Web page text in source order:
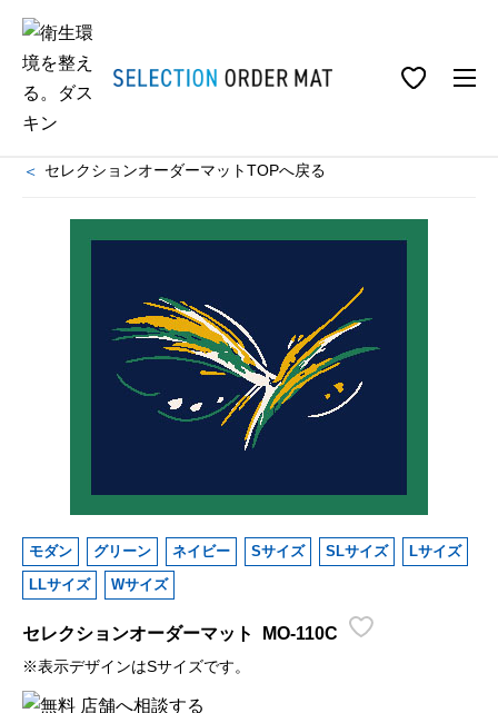
ホーム 事業所用衛生商品 マット
セレクションオーダーマット
モダンのマット一覧
セレクションオーダーマットTOPへ戻る
モダン グリーン ネイビー Sサイズ SLサイズ
Lサイズ
LLサイズ
Wサイズ
セレクションオーダーマット MO-110C
※表示デザインはSサイズです。